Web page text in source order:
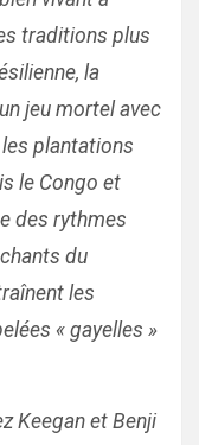
traditions plus
la
jeu mortel avec
plantations
le Congo et
des rythmes
du
les
« gayelles »
Keegan et Benji